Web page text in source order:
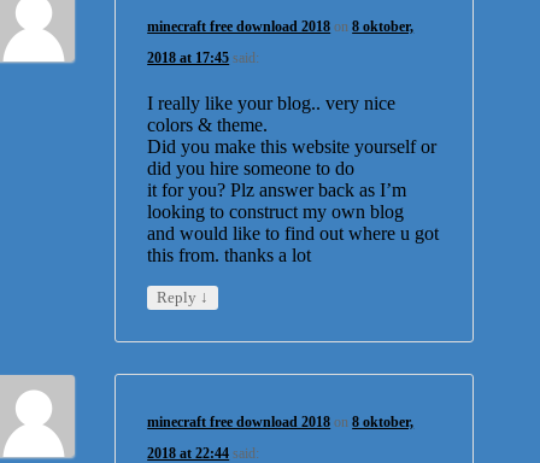
minecraft free download 2018 on8 oktober,
2018 at 17:45 said:
I really like your blog.. very nice
colors & theme.
Did you make this website yourself or
did you hire someone to do
it for you? Plz answer back as I’m
looking to construct my own blog
and would like to find out where u got
this from. thanks a lot
Reply ↓
minecraft free download 2018 on8 oktober,
2018 at 22:44 said: